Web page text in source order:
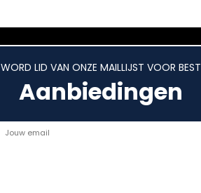
WORD LID VAN ONZE MAILLIJST VOOR BEST
Aanbiedingen